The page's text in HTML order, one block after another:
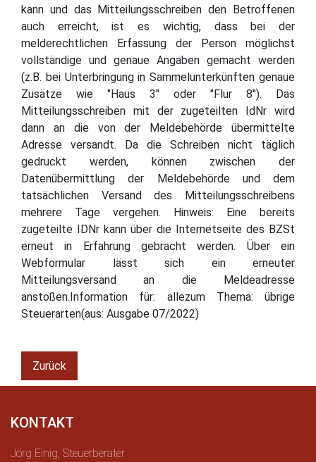
kann und das Mitteilungsschreiben den Betroffenen
auch erreicht, ist es wichtig, dass bei der
melderechtlichen Erfassung der Person möglichst
vollständige und genaue Angaben gemacht werden
(z.B. bei Unterbringung in Sammelunterkünften genaue
Zusätze wie "Haus 3" oder "Flur 8"). Das
Mitteilungsschreiben mit der zugeteilten IdNr wird
dann an die von der Meldebehörde übermittelte
Adresse versandt. Da die Schreiben nicht täglich
gedruckt werden, können zwischen der
Datenübermittlung der Meldebehörde und dem
tatsächlichen Versand des Mitteilungsschreibens
mehrere Tage vergehen. Hinweis: Eine bereits
zugeteilte IDNr kann über die Internetseite des BZSt
erneut in Erfahrung gebracht werden. Über ein
Webformular lässt sich ein erneuter
Mitteilungsversand an die Meldeadresse
anstoßen.Information für: allezum Thema: übrige
Steuerarten(aus: Ausgabe 07/2022)
Zurück
KONTAKT
Jörg Einig, Steuerberater